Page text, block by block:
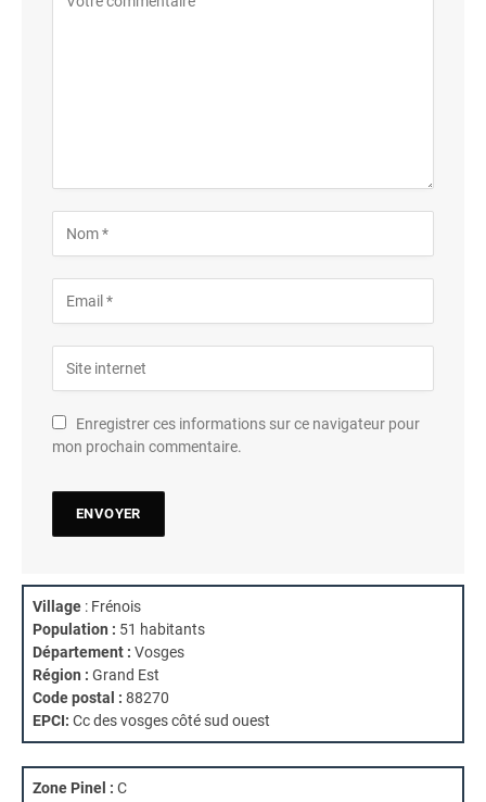
Enregistrer ces informations sur ce navigateur pour
mon prochain commentaire.
Village : Frénois
Population : 51 habitants
Département : Vosges
Région : Grand Est
Code postal : 88270
EPCI: Cc des vosges côté sud ouest
Zone Pinel : C